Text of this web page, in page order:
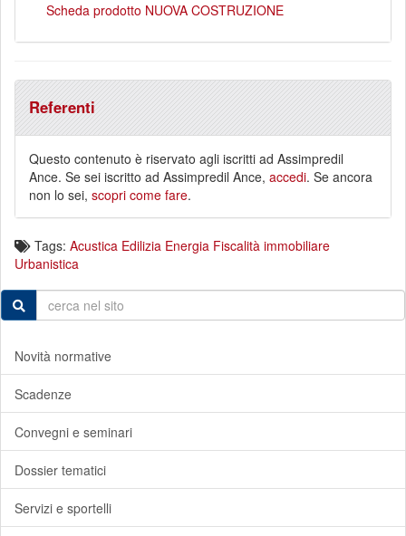
Scheda prodotto NUOVA COSTRUZIONE
Referenti
Questo contenuto è riservato agli iscritti ad Assimpredil
Ance. Se sei iscritto ad Assimpredil Ance, accedi. Se ancora
non lo sei, scopri come fare.
Tags: Acustica Edilizia Energia Fiscalità immobiliare
Urbanistica
Novità normative
Scadenze
Convegni e seminari
Dossier tematici
Servizi e sportelli